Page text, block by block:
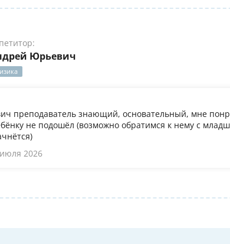
Юрьевич
преподаватель знающий, основательный, мне
не подошёл (возможно обратимся к нему с
2026